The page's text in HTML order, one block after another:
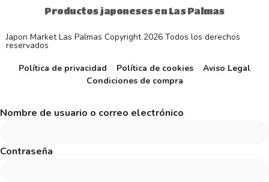
Productos japoneses en Las Palmas
Japon Market Las Palmas Copyright 2026 Todos los derechos
reservados
Política de privacidad
Política de cookies
Aviso Legal
Condiciones de compra
Nombre de usuario o correo electrónico
Contraseña